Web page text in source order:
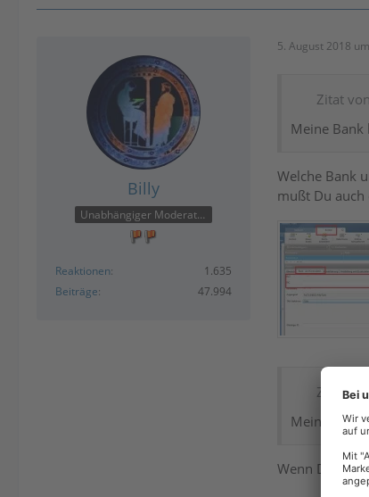
Billy
Unabhängiger Moderator
Reaktionen
1.635
Beiträge
47.994
5. August 2018
Zitat
Meine Bank
Welche Bank
mußt Du auch
Zitat
Meine
Wenn Du das